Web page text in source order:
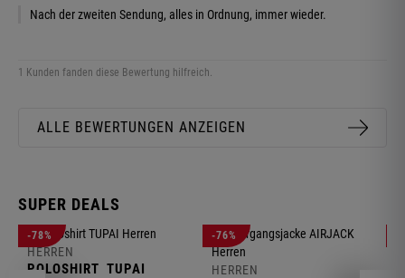
Nach der zweiten Sendung, alles in Ordnung, immer wieder.
1 Kunden fanden diese Bewertung hilfreich.
ALLE BEWERTUNGEN ANZEIGEN
SUPER DEALS
-78%
HERREN
POLOSHIRT TUPAI
-76%
HERREN